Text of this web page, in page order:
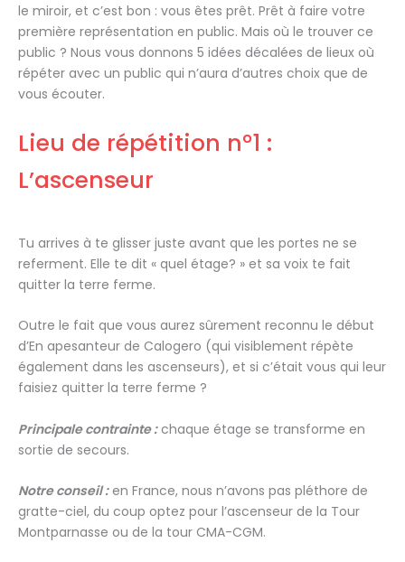
le miroir, et c’est bon : vous êtes prêt. Prêt à faire votre
première représentation en public. Mais où le trouver ce
public ? Nous vous donnons 5 idées décalées de lieux où
répéter avec un public qui n’aura d’autres choix que de
vous écouter.
Lieu de répétition n°1 :
L’ascenseur
Tu arrives à te glisser juste avant que les portes ne se
referment. Elle te dit « quel étage? » et sa voix te fait
quitter la terre ferme.
Outre le fait que vous aurez sûrement reconnu le début
d’En apesanteur de Calogero (qui visiblement répète
également dans les ascenseurs), et si c’était vous qui leur
faisiez quitter la terre ferme ?
Principale contrainte :chaque étage se transforme en
sortie de secours.
Notre conseil :en France, nous n’avons pas pléthore de
gratte-ciel, du coup optez pour l’ascenseur de la Tour
Montparnasse ou de la tour CMA-CGM.